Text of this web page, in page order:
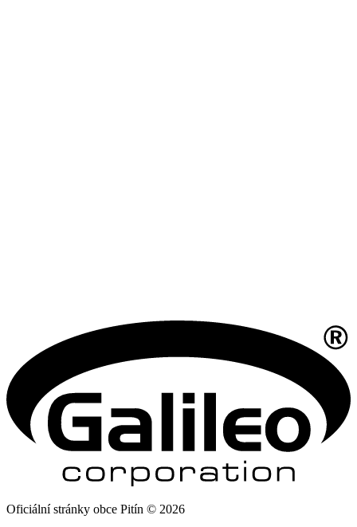
Oficiální stránky obce Pitín © 2026